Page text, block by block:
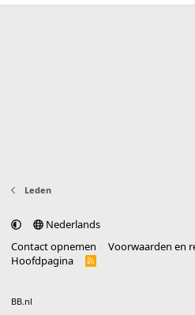
Leden
Nederlands
Contact opnemen
Voorwaarden en
Hoofdpagina
R
BB.nl